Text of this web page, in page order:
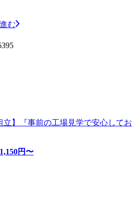
む
立】『事前の工場見学で安心してお
1,150円〜